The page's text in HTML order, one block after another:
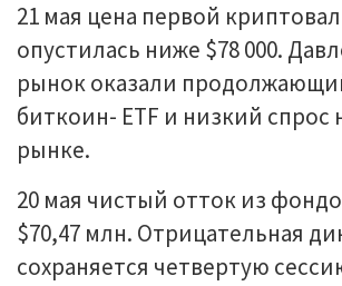
21 мая цена первой
опустилась ниже $78 000.
рынок оказали
биткоин- ETF и низкий спрос
рынке.
20 мая чистый отток из
$70,47 млн. Отрицательная
сохраняется четвертую